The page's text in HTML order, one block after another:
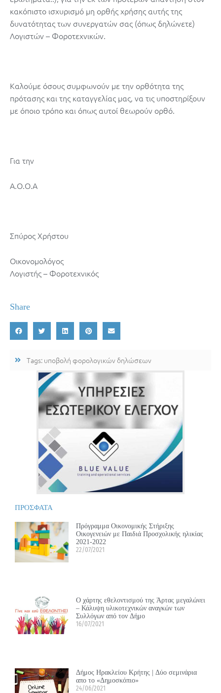
κακόπιστο ισχυρισμό μη ορθής χρήσης αυτής της
δυνατότητας των συνεργατών σας (όπως δηλώνετε)
Λογιστών – Φοροτεχνικών.
Καλούμε όσους συμφωνούν με την ορθότητα της
πρότασης και της καταγγελίας μας, να τις υποστηρίξουν
με όποιο τρόπο και όπως αυτοί θεωρούν ορθό.
Για την
Α.Ο.Ο.Α
Σπύρος Χρήστου
Οικονομολόγος
Λογιστής – Φοροτεχνικός
Share
Tags: υποβολή φορολογικών δηλώσεων
ΠΡΟΣΦΑΤΑ
Πρόγραμμα Οικονομικής Στήριξης
Οικογενειών με Παιδιά Προσχολικής ηλικίας
2021-2022
22/07/2021
Ο χάρτης εθελοντισμού της Άρτας μεγαλώνει
– Κάλυψη υλικοτεχνικών αναγκών των
Συλλόγων από τον Δήμο
16/07/2021
Δήμος Ηρακλείου Κρήτης | Δύο σεμινάρια
απο το «Δημοσκόπιο»
24/06/2021